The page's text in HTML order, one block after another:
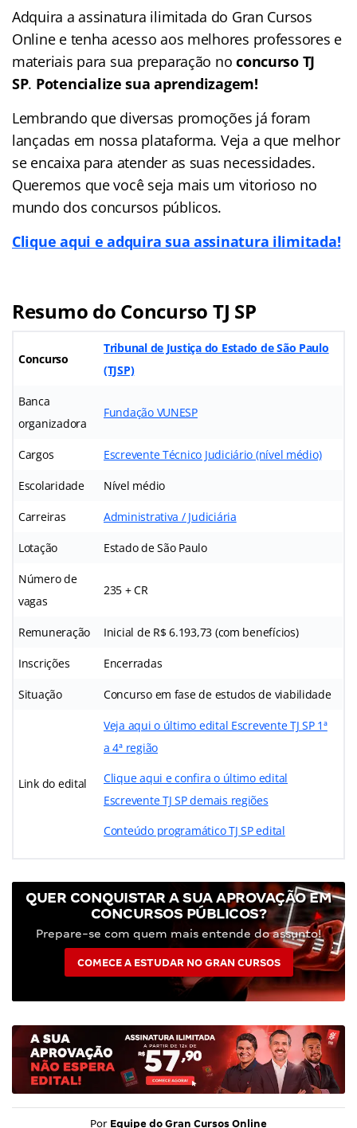
Adquira a assinatura ilimitada do Gran Cursos
Online e tenha acesso aos melhores professores e
materiais para sua preparação noconcurso TJ
SP. Potencialize sua aprendizagem!
Lembrando que diversas promoções já foram
lançadas em nossa plataforma. Veja a que melhor
se encaixa para atender as suas necessidades.
Queremos que você seja mais um vitorioso no
mundo dos concursos públicos.
Clique aqui e adquira sua assinatura ilimitada!
Resumo do Concurso TJ SP
Concurso
Tribunal de Justiça do Estado de São Paulo
(TJSP)
Banca
organizadora
Fundação VUNESP
Cargos Escrevente Técnico Judiciário (nível médio)
Escolaridade Nível médio
Carreiras Administrativa / Judiciária
Lotação Estado de São Paulo
Número de
vagas
235 + CR
Remuneração Inicial de R$ 6.193,73 (com benefícios)
Inscrições Encerradas
Situação Concurso em fase de estudos de viabilidade
Link do edital
Veja aqui o último edital Escrevente TJ SP 1ª
a 4ª região
Clique aqui e confira o último edital
Escrevente TJ SP demais regiões
Conteúdo programático TJ SP edital
QUER CONQUISTAR A SUA APROVAÇÃO EM
CONCURSOS PÚBLICOS?
Prepare-se com quem mais entende do assunto!
COMECE A ESTUDAR NO GRAN CURSOS
Por Equipe do Gran Cursos Online